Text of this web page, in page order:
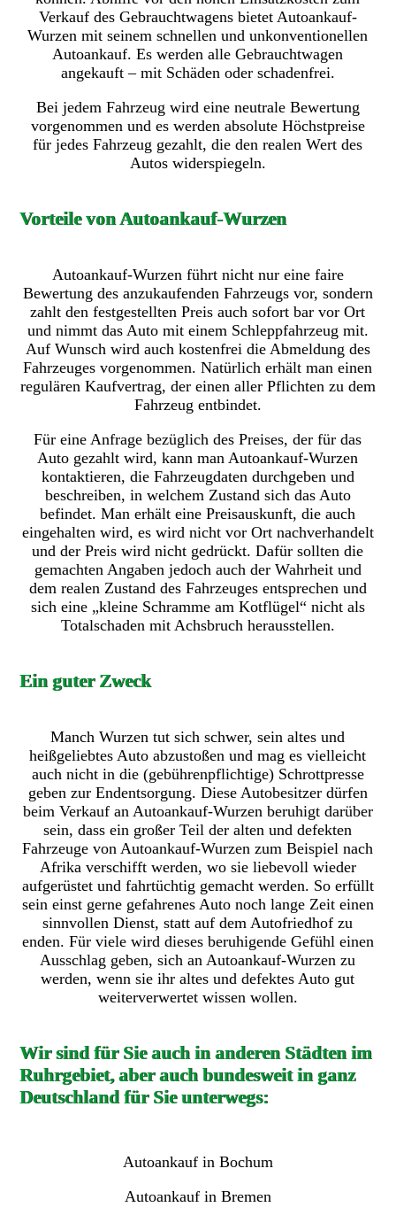
Verkauf des Gebrauchtwagens bietet Autoankauf-
Wurzen mit seinem schnellen und unkonventionellen
Autoankauf. Es werden alle Gebrauchtwagen
angekauft – mit Schäden oder schadenfrei.
Bei jedem Fahrzeug wird eine neutrale Bewertung
vorgenommen und es werden absolute Höchstpreise
für jedes Fahrzeug gezahlt, die den realen Wert des
Autos widerspiegeln.
Vorteile von Autoankauf-Wurzen
Autoankauf-Wurzen führt nicht nur eine faire
Bewertung des anzukaufenden Fahrzeugs vor, sondern
zahlt den festgestellten Preis auch sofort bar vor Ort
und nimmt das Auto mit einem Schleppfahrzeug mit.
Auf Wunsch wird auch kostenfrei die Abmeldung des
Fahrzeuges vorgenommen. Natürlich erhält man einen
regulären Kaufvertrag, der einen aller Pflichten zu dem
Fahrzeug entbindet.
Für eine Anfrage bezüglich des Preises, der für das
Auto gezahlt wird, kann man Autoankauf-Wurzen
kontaktieren, die Fahrzeugdaten durchgeben und
beschreiben, in welchem Zustand sich das Auto
befindet. Man erhält eine Preisauskunft, die auch
eingehalten wird, es wird nicht vor Ort nachverhandelt
und der Preis wird nicht gedrückt. Dafür sollten die
gemachten Angaben jedoch auch der Wahrheit und
dem realen Zustand des Fahrzeuges entsprechen und
sich eine „kleine Schramme am Kotflügel“ nicht als
Totalschaden mit Achsbruch herausstellen.
Ein guter Zweck
Manch Wurzen tut sich schwer, sein altes und
heißgeliebtes Auto abzustoßen und mag es vielleicht
auch nicht in die (gebührenpflichtige) Schrottpresse
geben zur Endentsorgung. Diese Autobesitzer dürfen
beim Verkauf an Autoankauf-Wurzen beruhigt darüber
sein, dass ein großer Teil der alten und defekten
Fahrzeuge von Autoankauf-Wurzen zum Beispiel nach
Afrika verschifft werden, wo sie liebevoll wieder
aufgerüstet und fahrtüchtig gemacht werden. So erfüllt
sein einst gerne gefahrenes Auto noch lange Zeit einen
sinnvollen Dienst, statt auf dem Autofriedhof zu
enden. Für viele wird dieses beruhigende Gefühl einen
Ausschlag geben, sich an Autoankauf-Wurzen zu
werden, wenn sie ihr altes und defektes Auto gut
weiterverwertet wissen wollen.
Wir sind für Sie auch in anderen Städten im
Ruhrgebiet, aber auch bundesweit in ganz
Deutschland für Sie unterwegs:
Autoankauf in Bochum
Autoankauf in Bremen